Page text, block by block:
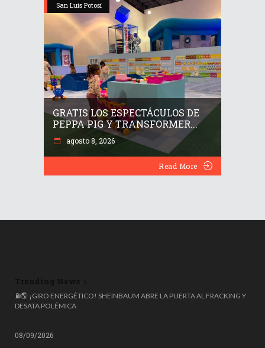
San Luis Potosí
GRATIS LOS ESPECTÁCULOS DE
PEPPA PIG Y TRANSFORMER...
agosto 8, 2026
Read More
⛽🌎 ¡GIRO ENERGÉTICO! SHEINBAUM ABRE LA PUERTA AL FRACKING Y
DESATA POLÉMICA
🌍 ESPAÑA ROZA LOS 50 MILLONES DE HABITANTES, PERO EL 20%
NACIÓ FUERA: COLOMBIANOS, VENEZOLANOS Y MARROQUÍES
08/09/2026